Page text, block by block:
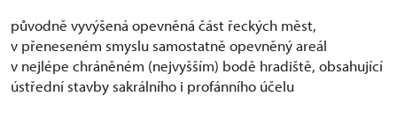
původně vyvýšená opevněná část řeckých měst,
v přeneseném smyslu samostatně opevněný areál
v nejlépe chráněném (nejvyšším) bodě hradiště, obsahující
ústřední stavby sakrálního i profánního účelu